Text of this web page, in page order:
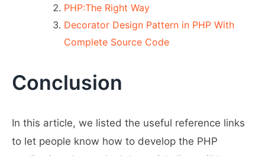
PHP:The Right Way
Decorator Design Pattern in PHP With
Complete Source Code
Conclusion
In this article, we listed the useful reference links
to let people know how to develop the PHP